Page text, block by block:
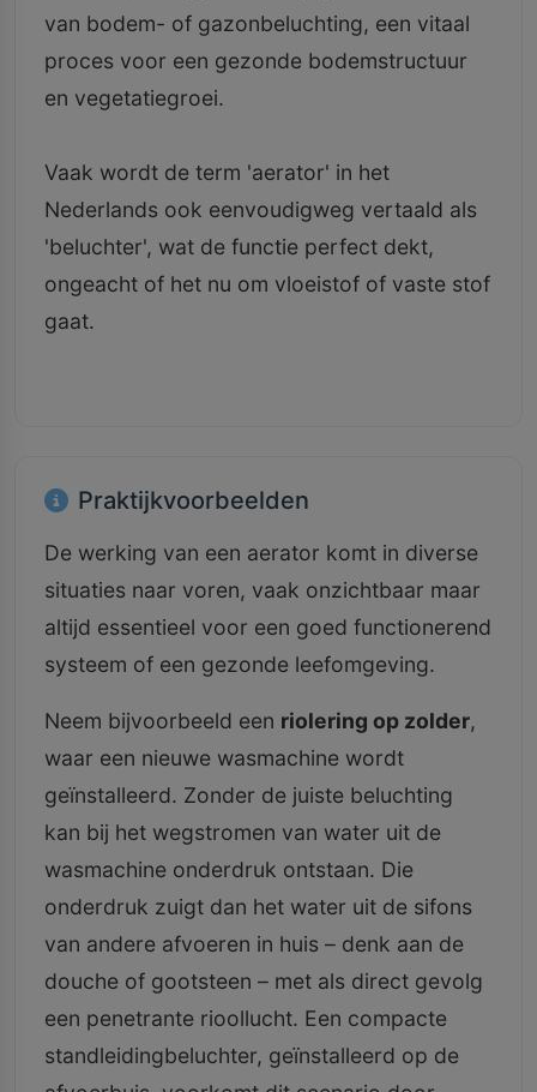
van bodem- of gazonbeluchting, een vitaal
proces voor een gezonde bodemstructuur
en vegetatiegroei.
Vaak wordt de term 'aerator' in het
Nederlands ook eenvoudigweg vertaald als
'beluchter', wat de functie perfect dekt,
ongeacht of het nu om vloeistof of vaste stof
gaat.
Praktijkvoorbeelden
De werking van een aerator komt in diverse
situaties naar voren, vaak onzichtbaar maar
altijd essentieel voor een goed functionerend
systeem of een gezonde leefomgeving.
Neem bijvoorbeeld een riolering op zolder,
waar een nieuwe wasmachine wordt
geïnstalleerd. Zonder de juiste beluchting
kan bij het wegstromen van water uit de
wasmachine onderdruk ontstaan. Die
onderdruk zuigt dan het water uit de sifons
van andere afvoeren in huis – denk aan de
douche of gootsteen – met als direct gevolg
een penetrante rioollucht. Een compacte
standleidingbeluchter, geïnstalleerd op de